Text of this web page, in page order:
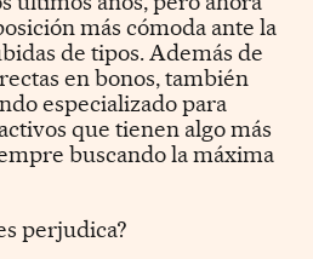
más cómoda ante la
de tipos. Además de
en bonos, también
especializado para
que tienen algo más
buscando la máxima
perjudica?